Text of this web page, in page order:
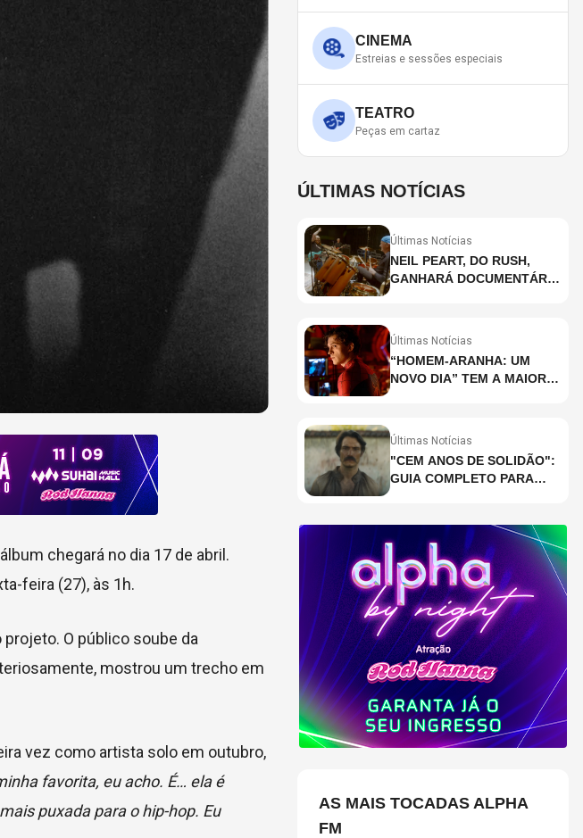
chegará no dia 17 de abril.
feira (27), às 1h.
O público soube da
mostrou um trecho em
vez como artista solo em outubro,
favorita, eu acho. É… ela é
puxada para o hip-hop. Eu
CINEMA
Estreias e sessões especiais
TEATRO
Peças em cartaz
ÚLTIMAS NOTÍCIAS
Últimas Notícias
NEIL PEART, DO RUSH,
GANHARÁ DOCUMENTÁRIO
SMITH, STEWART
CAREY
Últimas Notícias
“HOMEM-ARANHA: UM
NOVO DIA” TEM A MAIOR
Últimas Notícias
"CEM ANOS DE SOLIDÃO":
GUIA COMPLETO PARA
AS MAIS TOCADAS ALPHA
FM